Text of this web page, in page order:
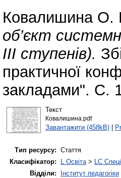
Ковалишина О.
об’єкт
ІІІ ступенів).
практичної
закладами". С.
Текст
Ковалишина.pdf
Завантажити (458kB)|
Тип ресурсу: Стаття
Класифікатор:
L Освіта> LC
Відділи:
Інститут педагогіки